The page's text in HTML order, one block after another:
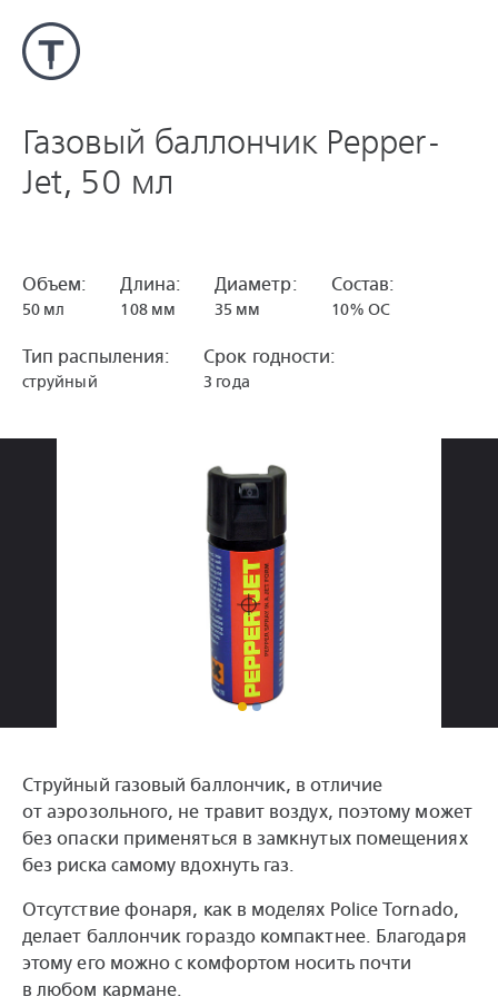
Газовый баллончик Pepper-
Jet, 50 мл
Объем:
50 мл
Длина:
108 мм
Диаметр:
35 мм
Состав:
10% ОС
Тип распыления:
струйный
Срок годности:
3 года
Струйный газовый баллончик, в отличие
от аэрозольного, не травит воздух, поэтому может
без опаски применяться в замкнутых помещениях
без риска самому вдохнуть газ.
Отсутствие фонаря, как в моделях Police Tornado,
делает баллончик гораздо компактнее. Благодаря
этому его можно с комфортом носить почти
в любом кармане.